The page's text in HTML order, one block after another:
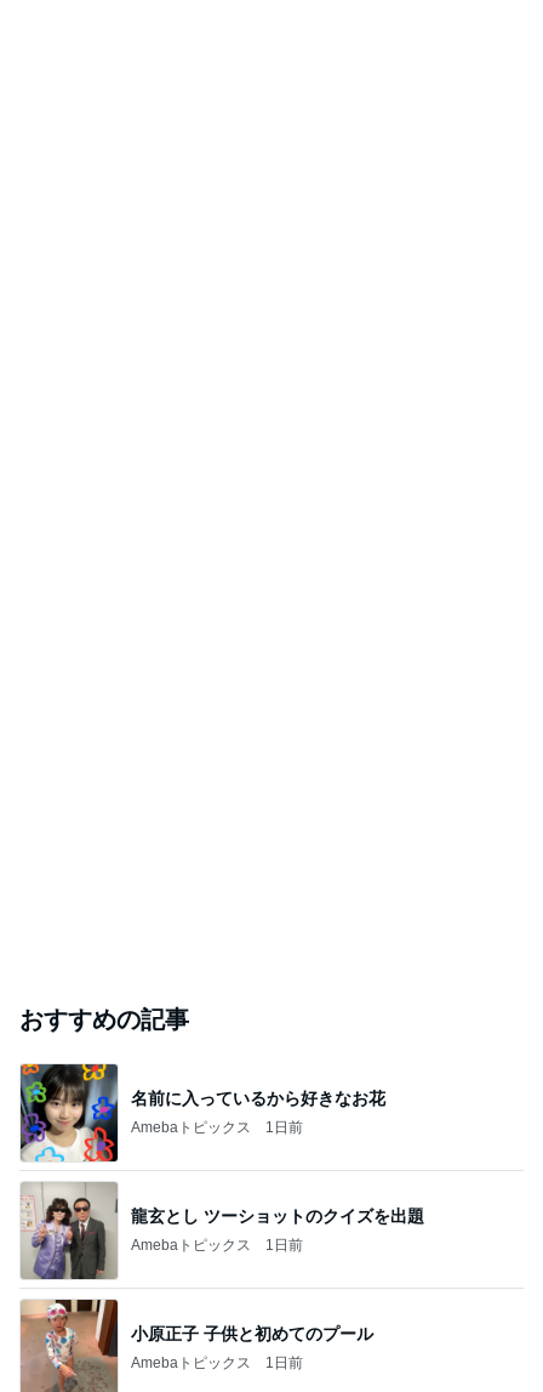
おすすめの記事
名前に入っているから好きなお花
Amebaトピックス 1日前
龍玄とし ツーショットのクイズを出題
Amebaトピックス 1日前
小原正子 子供と初めてのプール
Amebaトピックス 1日前